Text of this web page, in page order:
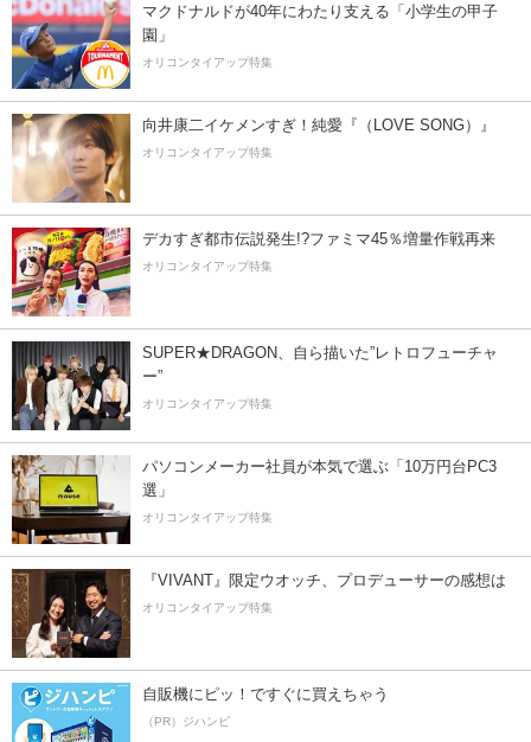
マクドナルドが40年にわたり支える「小学生の甲子
園」
オリコンタイアップ特集
向井康二イケメンすぎ！純愛『（LOVE SONG）』
オリコンタイアップ特集
デカすぎ都市伝説発生!?ファミマ45％増量作戦再来
オリコンタイアップ特集
SUPER★DRAGON、自ら描いた”レトロフューチャ
ー”
オリコンタイアップ特集
パソコンメーカー社員が本気で選ぶ「10万円台PC3
選」
オリコンタイアップ特集
『VIVANT』限定ウオッチ、プロデューサーの感想は
オリコンタイアップ特集
自販機にピッ！ですぐに買えちゃう
（PR）ジハンピ